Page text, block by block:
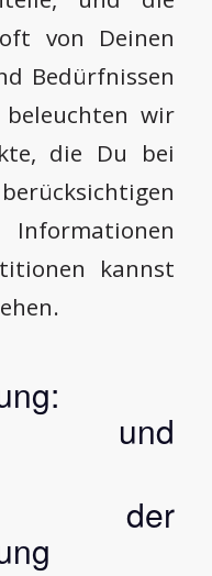
von Deinen
Bedürfnissen
wir
die Du bei
kannst
und
der